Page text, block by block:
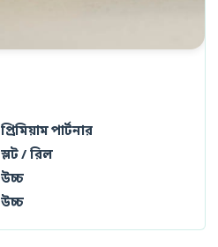
প্রিমিয়াম পার্টনার
স্লট / রিল
উচ্চ
উচ্চ